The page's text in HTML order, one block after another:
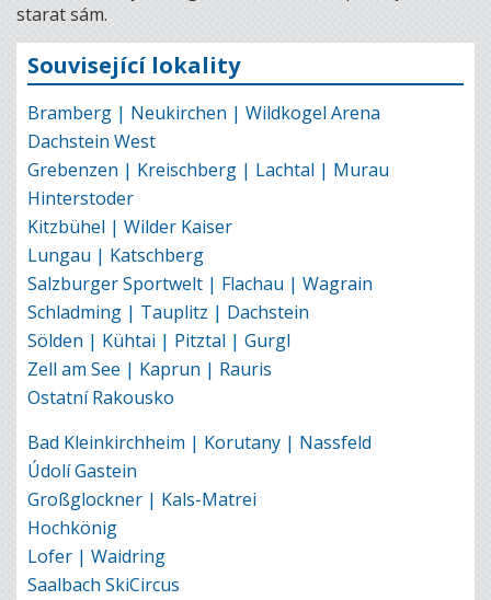
starat sám.
Související lokality
Bramberg | Neukirchen | Wildkogel Arena
Dachstein West
Grebenzen | Kreischberg | Lachtal | Murau
Hinterstoder
Kitzbühel | Wilder Kaiser
Lungau | Katschberg
Salzburger Sportwelt | Flachau | Wagrain
Schladming | Tauplitz | Dachstein
Sölden | Kühtai | Pitztal | Gurgl
Zell am See | Kaprun | Rauris
Ostatní Rakousko
Bad Kleinkirchheim | Korutany | Nassfeld
Údolí Gastein
Großglockner | Kals-Matrei
Hochkönig
Lofer | Waidring
Saalbach SkiCircus